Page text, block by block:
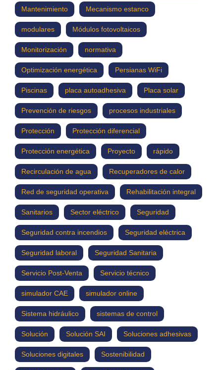
Mantenimiento Mecanismo estanco
modulares Módulos fotovoltaicos
Monitorización normativa
Optimización energética Persianas WiFi
Piscinas placa autoadhesiva Placa solar
Prevención de riesgos procesos industriales
Protección Protección diferencial
Protección energética Proyecto rápido
Recirculación de agua Recuperadores de calor
Red de seguridad operativa Rehabilitación integral
Sanitarios Sector eléctrico Seguridad
Seguridad contra incendios Seguridad eléctrica
Seguridad laboral Seguridad Sanitaria
Servicio Post-Venta Servicio técnico
simulador CAE simulador online
Sistema hidráulico sistemas de control
Solución Solución SAI Soluciones adhesivas
Soluciones digitales Sostenibilidad